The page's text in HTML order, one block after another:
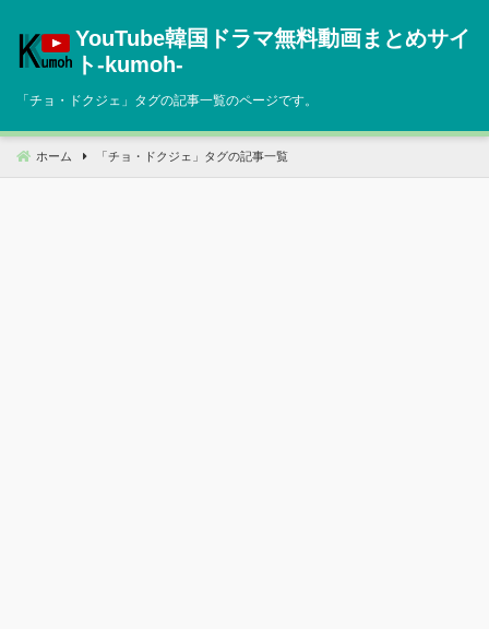
へ
動
YouTube韓国ドラマ無料動画まとめサイ
ト‐kumoh‐
「チョ・ドクジェ 」タグの記事一覧のページです。
ホーム 「 チョ・ドクジェ 」タグの記事一覧